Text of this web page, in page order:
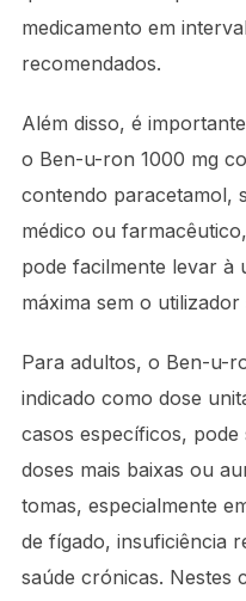
medicamento em
recomendados.
Além disso, é
o Ben-u-ron 1000 mg
contendo paracetamol,
médico ou
pode facilmente levar à
máxima sem o
Para adultos, o Ben-u-
indicado como dose
casos específicos,
doses mais baixas ou
tomas, especialmente
de fígado, insuficiência
saúde crónicas. Nestes